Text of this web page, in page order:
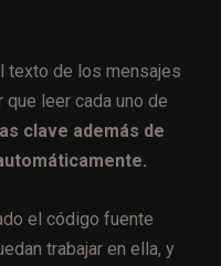
texto de los mensajes
que leer cada uno de
clave además de
el código fuente
trabajar en ella, y